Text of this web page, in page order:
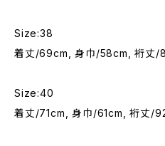
Size:38
着丈/69cm, 身巾/58cm, 裄丈/
Size:40
着丈/71cm, 身巾/61cm, 裄丈/